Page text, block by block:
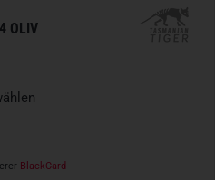
OLIV
BlackCard